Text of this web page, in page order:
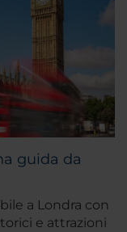
guida da
a Londra con
e attrazioni